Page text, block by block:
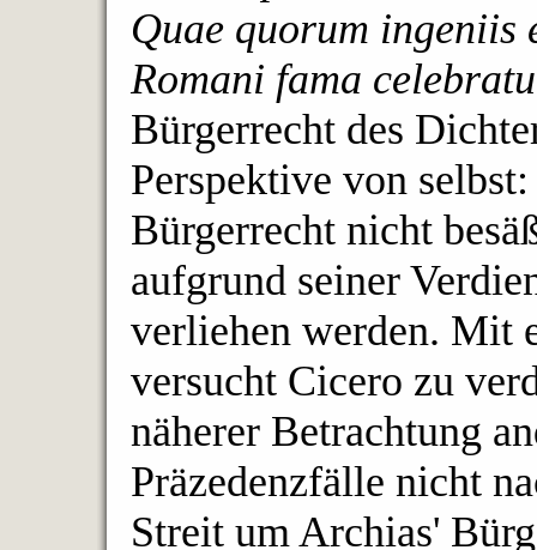
Quae quorum ingeniis
Romani fama
Bürgerrecht des
Perspektive von
Bürgerrecht nicht
aufgrund seiner
verliehen werden. Mit
versucht Cicero zu
näherer Betrachtung
Präzedenzfälle nicht
Streit um Archias'